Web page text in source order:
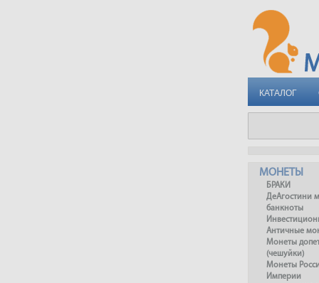
КАТАЛОГ
МОНЕТЫ
БРАКИ
ДеАгостини
банкноты
Античные
Монеты
(чешуйки)
Монеты
Империи